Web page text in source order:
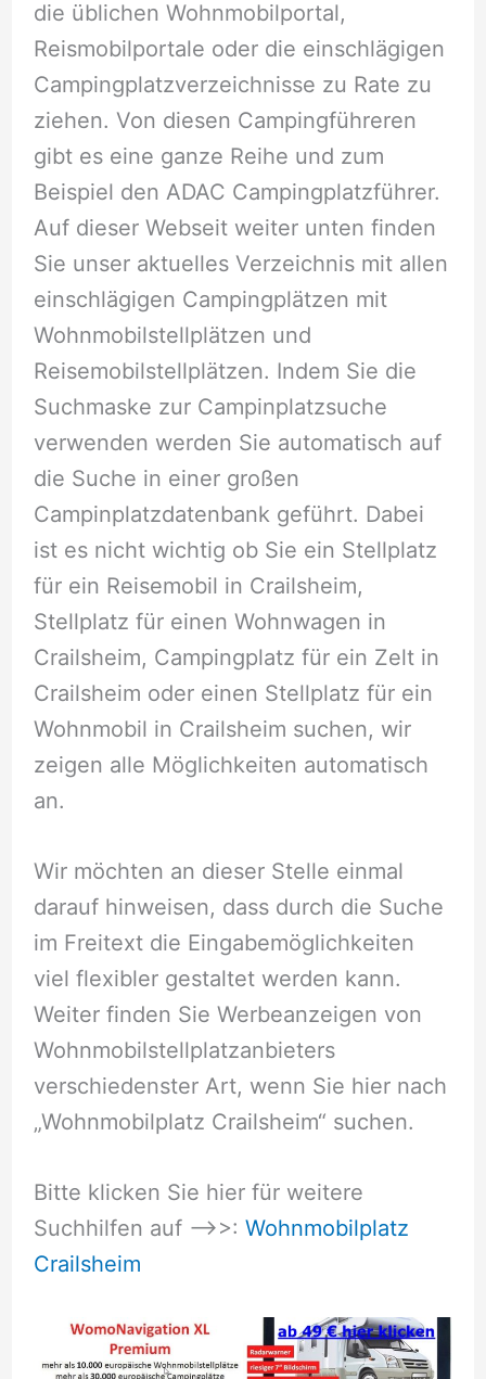
die üblichen Wohnmobilportal,
Reismobilportale oder die einschlägigen
Campingplatzverzeichnisse zu Rate zu
ziehen. Von diesen Campingführeren
gibt es eine ganze Reihe und zum
Beispiel den ADAC Campingplatzführer.
Auf dieser Webseit weiter unten finden
Sie unser aktuelles Verzeichnis mit allen
einschlägigen Campingplätzen mit
Wohnmobilstellplätzen und
Reisemobilstellplätzen. Indem Sie die
Suchmaske zur Campinplatzsuche
verwenden werden Sie automatisch auf
die Suche in einer großen
Campinplatzdatenbank geführt. Dabei
ist es nicht wichtig ob Sie ein Stellplatz
für ein Reisemobil in Crailsheim,
Stellplatz für einen Wohnwagen in
Crailsheim, Campingplatz für ein Zelt in
Crailsheim oder einen Stellplatz für ein
Wohnmobil in Crailsheim suchen, wir
zeigen alle Möglichkeiten automatisch
an.
Wir möchten an dieser Stelle einmal
darauf hinweisen, dass durch die Suche
im Freitext die Eingabemöglichkeiten
viel flexibler gestaltet werden kann.
Weiter finden Sie Werbeanzeigen von
Wohnmobilstellplatzanbieters
verschiedenster Art, wenn Sie hier nach
„Wohnmobilplatz Crailsheim“ suchen.
Bitte klicken Sie hier für weitere
Suchhilfen auf –>>: Wohnmobilplatz
Crailsheim